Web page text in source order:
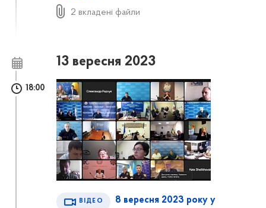
2 вкладені файли
13 вересня 2023
18:00
ВІДЕО 8 вересня 2023 року у